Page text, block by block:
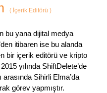
(İçerik Editörü )
bu yana dijital medya
itibaren ise bu alanda
bir içerik editörü ve kripto
yılında ShiftDelete’de
arasında Sihirli Elma’da
görev yapmıştır.